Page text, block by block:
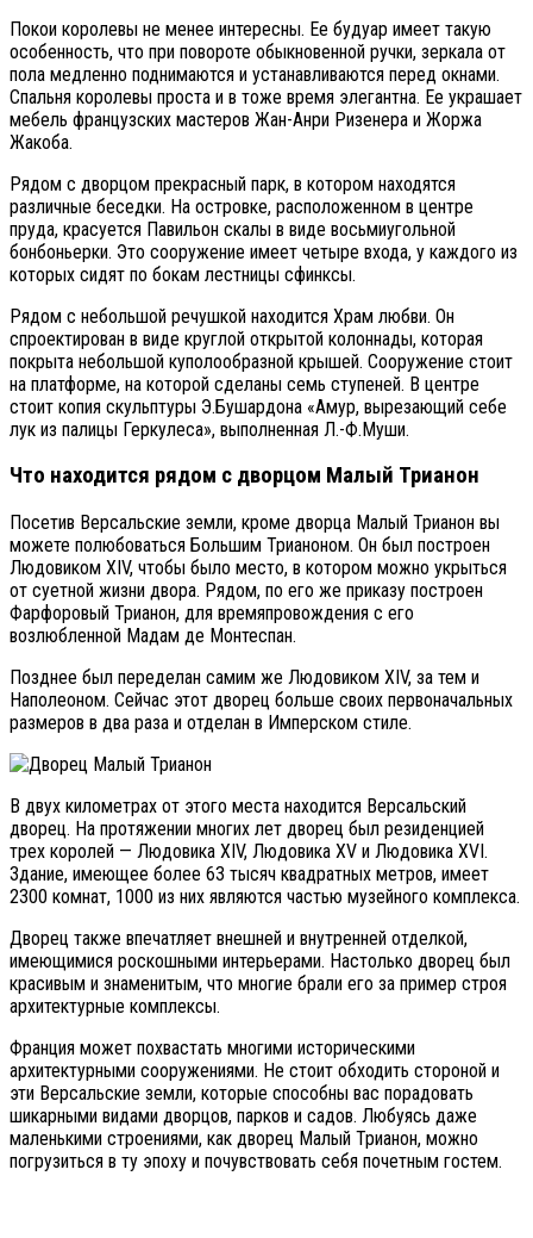
Покои королевы не менее интересны. Ее будуар имеет такую
особенность, что при повороте обыкновенной ручки, зеркала от
пола медленно поднимаются и устанавливаются перед окнами.
Спальня королевы проста и в тоже время элегантна. Ее украшает
мебель французских мастеров Жан-Анри Ризенера и Жоржа
Жакоба.
Рядом с дворцом прекрасный парк, в котором находятся
различные беседки. На островке, расположенном в центре
пруда, красуется Павильон скалы в виде восьмиугольной
бонбоньерки. Это сооружение имеет четыре входа, у каждого из
которых сидят по бокам лестницы сфинксы.
Рядом с небольшой речушкой находится Храм любви. Он
спроектирован в виде круглой открытой колоннады, которая
покрыта небольшой куполообразной крышей. Сооружение стоит
на платформе, на которой сделаны семь ступеней. В центре
стоит копия скульптуры Э.Бушардона «Амур, вырезающий себе
лук из палицы Геркулеса», выполненная Л.-Ф.Муши.
Что находится рядом с дворцом Малый Трианон
Посетив Версальские земли, кроме дворца Малый Трианон вы
можете полюбоваться Большим Трианоном. Он был построен
Людовиком XIV, чтобы было место, в котором можно укрыться
от суетной жизни двора. Рядом, по его же приказу построен
Фарфоровый Трианон, для времяпровождения с его
возлюбленной Мадам де Монтеспан.
Позднее был переделан самим же Людовиком XIV, за тем и
Наполеоном. Сейчас этот дворец больше своих первоначальных
размеров в два раза и отделан в Имперском стиле.
В двух километрах от этого места находится Версальский
дворец. На протяжении многих лет дворец был резиденцией
трех королей — Людовика XIV, Людовика XV и Людовика XVI.
Здание, имеющее более 63 тысяч квадратных метров, имеет
2300 комнат, 1000 из них являются частью музейного комплекса.
Дворец также впечатляет внешней и внутренней отделкой,
имеющимися роскошными интерьерами. Настолько дворец был
красивым и знаменитым, что многие брали его за пример строя
архитектурные комплексы.
Франция может похвастать многими историческими
архитектурными сооружениями. Не стоит обходить стороной и
эти Версальские земли, которые способны вас порадовать
шикарными видами дворцов, парков и садов. Любуясь даже
маленькими строениями, как дворец Малый Трианон, можно
погрузиться в ту эпоху и почувствовать себя почетным гостем.